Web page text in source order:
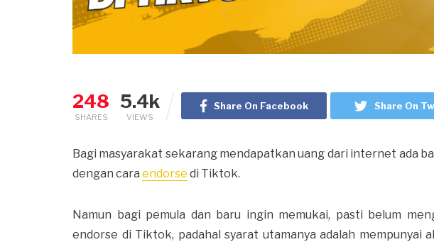
248
SHARES
5.4k
VIEWS
Share On Facebook Share On
Bagi masyarakat sekarang mendapatkan uang dari internet ada
dengan cara endorse di Tiktok.
Namun bagi pemula dan baru ingin memukai, pasti belum
endorse di Tiktok, padahal syarat utamanya adalah mempunyai